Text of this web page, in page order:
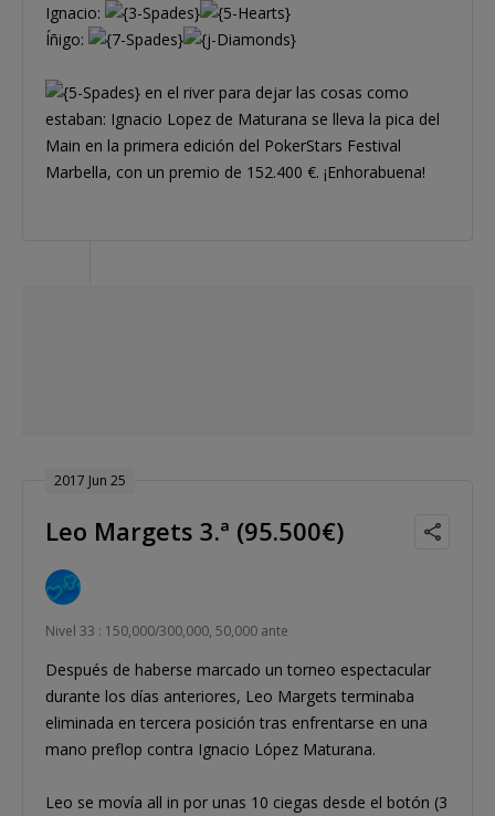
Ignacio:
Íñigo:
en el river para dejar las cosas como
estaban: Ignacio Lopez de Maturana se lleva la pica del
Main en la primera edición del PokerStars Festival
Marbella, con un premio de 152.400 €. ¡Enhorabuena!
2017 Jun 25
Leo Margets 3.ª (95.500€)
Nivel 33 : 150,000/300,000, 50,000 ante
Después de haberse marcado un torneo espectacular
durante los días anteriores, Leo Margets terminaba
eliminada en tercera posición tras enfrentarse en una
mano preflop contra Ignacio López Maturana.
Leo se movía all in por unas 10 ciegas desde el botón (3